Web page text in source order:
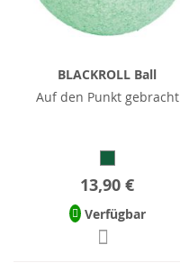
BLACKROLL Ball
Auf den Punkt gebracht
13,90 €
Verfügbar